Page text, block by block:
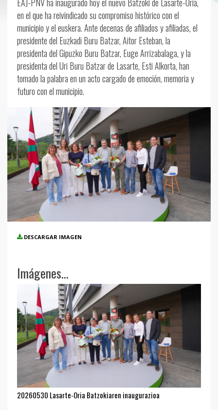
en el que ha reivindicado su compromiso histórico con el
municipio y el euskera. Ante decenas de afiliados y afiliadas, el
presidente del Euzkadi Buru Batzar, Aitor Esteban, la
presidenta del Gipuzko Buru Batzar, Euge Arrizabalaga, y la
presidenta del Uri Buru Batzar de Lasarte, Esti Alkorta, han
tomado la palabra en un acto cargado de emoción, memoria y
futuro con el municipio.
DESCARGAR IMAGEN
Imágenes...
20260530 Lasarte-Oria Batzokiaren inaugurazioa